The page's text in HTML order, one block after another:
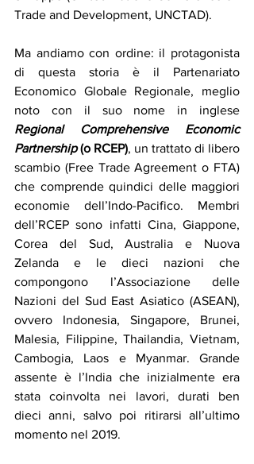
Trade and Development, UNCTAD).
Ma andiamo con ordine: il protagonista
di questa storia è il Partenariato
Economico Globale Regionale, meglio
Regional Comprehensive Economic
Partnership (o RCEP), un trattato di libero
scambio (Free Trade Agreement o FTA)
che comprende quindici delle maggiori
economie dell’Indo-Pacifico. Membri
dell’RCEP sono infatti Cina, Giappone,
Corea del Sud, Australia e Nuova
Zelanda e le dieci nazioni che
compongono l’Associazione delle
Nazioni del Sud East Asiatico (ASEAN),
ovvero Indonesia, Singapore, Brunei,
Malesia, Filippine, Thailandia, Vietnam,
Cambogia, Laos e Myanmar. Grande
assente è l’India che inizialmente era
stata coinvolta nei lavori, durati ben
dieci anni, salvo poi ritirarsi all’ultimo
momento nel 2019.